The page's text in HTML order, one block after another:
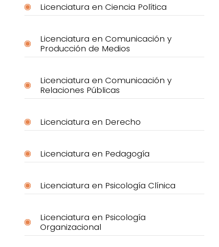
Licenciatura en Ciencia Política
Licenciatura en Comunicación y
Producción de Medios
Licenciatura en Comunicación y
Relaciones Públicas
Licenciatura en Derecho
Licenciatura en Pedagogía
Licenciatura en Psicología Clínica
Licenciatura en Psicología
Organizacional